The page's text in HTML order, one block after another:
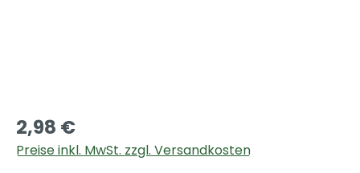
2,98 €
Preise inkl. MwSt. zzgl. Versandkosten